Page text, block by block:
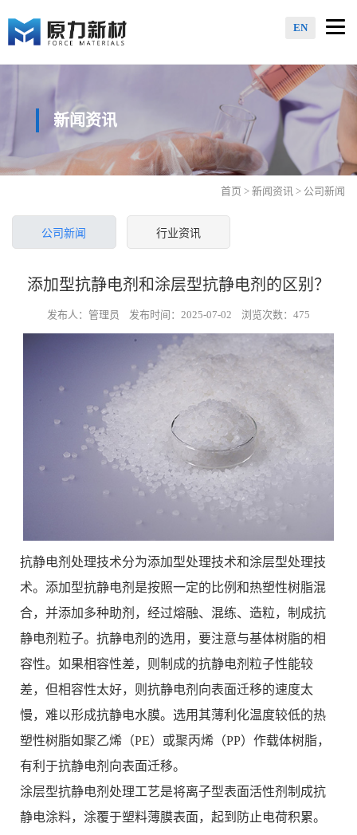
EN
新闻资讯
首页 > 新闻资讯 > 公司新闻
公司新闻 行业资讯
添加型抗静电剂和涂层型抗静电剂的区别？
发布人：管理员 发布时间：2025-07-02 浏览次数：475
抗静电剂处理技术分为添加型处理技术和涂层型处理技
术。添加型抗静电剂是按照一定的比例和热塑性树脂混
合，并添加多种助剂，经过熔融、混练、造粒，制成抗
静电剂粒子。抗静电剂的选用，要注意与基体树脂的相
容性。如果相容性差，则制成的抗静电剂粒子性能较
差，但相容性太好，则抗静电剂向表面迁移的速度太
慢，难以形成抗静电水膜。选用其薄利化温度较低的热
塑性树脂如聚乙烯（PE）或聚丙烯（PP）作载体树脂，
有利于抗静电剂向表面迁移。
涂层型抗静电剂处理工艺是将离子型表面活性剂制成抗
静电涂料，涂覆于塑料薄膜表面，起到防止电荷积累。